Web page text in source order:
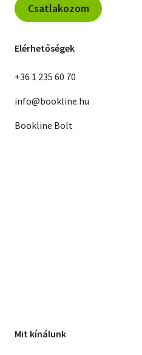
Csatlakozom
Elérhetőségek
+36 1 235 60 70
info@bookline.hu
Bookline Bolt
Mit kínálunk